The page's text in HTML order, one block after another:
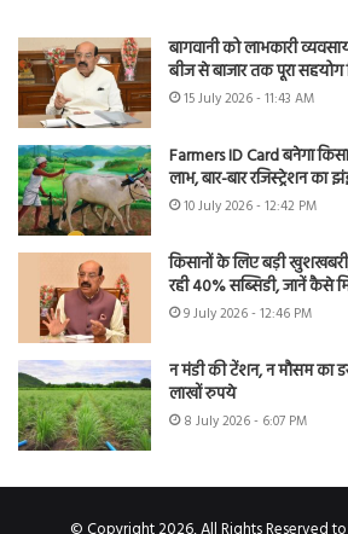
बागवानी को लाभकारी
बीज से बाजार तक पूरा सहयोग
15 July 2026 - 11:43 AM
Farmers ID Card बनेगा
लाभ, बार-बार रजिस्ट्रेशन
10 July 2026 - 12:42 PM
किसानों के लिए बड़ी
रही 40% सब्सिडी, जानें कैसे
9 July 2026 - 12:46 PM
न मंडी की टेंशन, न मौसम का
लाखों रुपये
8 July 2026 - 6:07 PM